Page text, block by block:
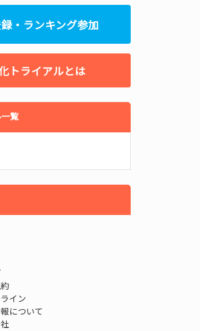
・ランキング参加
トライアルとは
覧
イン
について